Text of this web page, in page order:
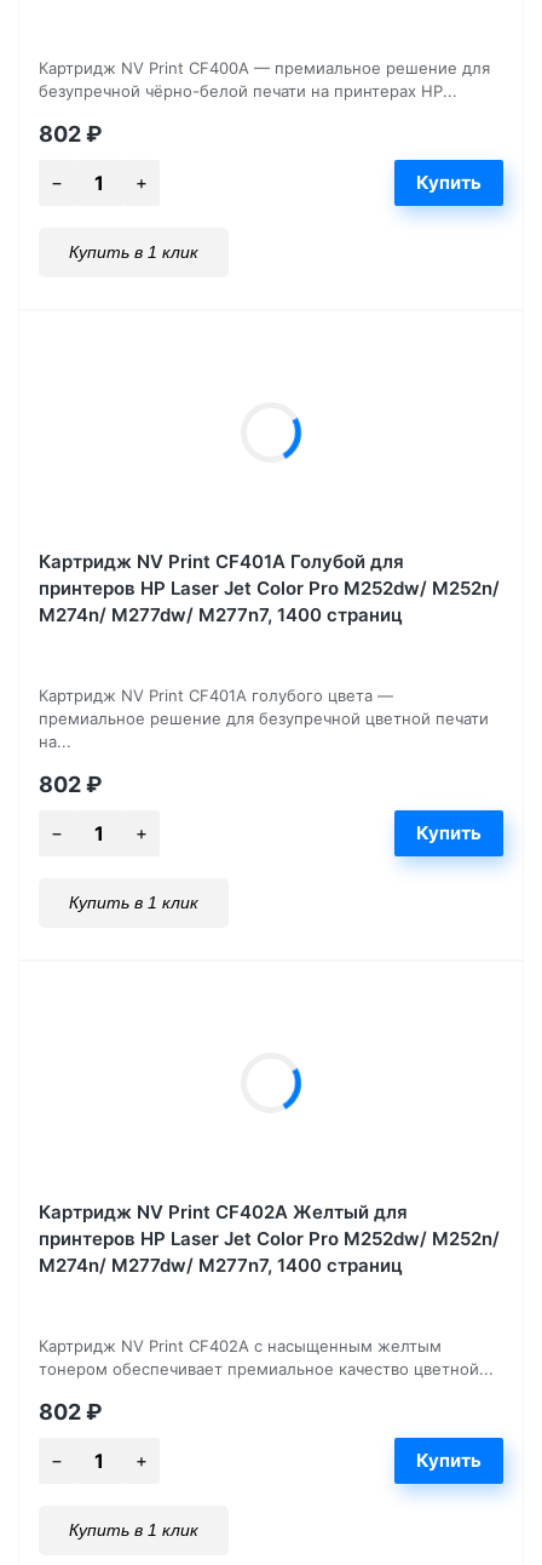
Картридж NV Print CF400A — премиальное решение для
безупречной чёрно-белой печати на принтерах HP...
802₽
Купить в 1 клик
Картридж NV Print CF401A Голубой для
принтеров HP Laser Jet Color Pro M252dw/ M252n/
M274n/ M277dw/ M277n7, 1400 страниц
Картридж NV Print CF401A голубого цвета —
премиальное решение для безупречной цветной печати
на...
802₽
Купить в 1 клик
Картридж NV Print CF402A Желтый для
принтеров HP Laser Jet Color Pro M252dw/ M252n/
M274n/ M277dw/ M277n7, 1400 страниц
Картридж NV Print CF402A с насыщенным желтым
тонером обеспечивает премиальное качество цветной...
802₽
Купить в 1 клик